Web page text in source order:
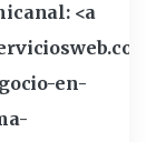
<a
en-